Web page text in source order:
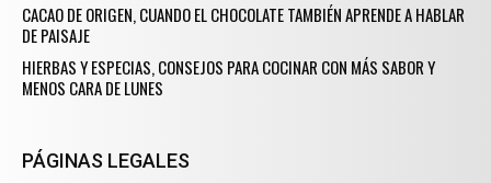
CACAO DE ORIGEN, CUANDO EL CHOCOLATE TAMBIÉN APRENDE A HABLAR
DE PAISAJE
HIERBAS Y ESPECIAS, CONSEJOS PARA COCINAR CON MÁS SABOR Y
MENOS CARA DE LUNES
PÁGINAS LEGALES